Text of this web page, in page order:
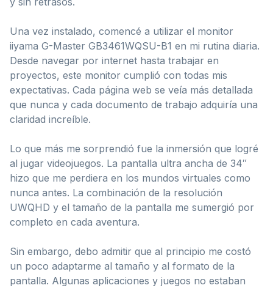
Una vez instalado, comencé a utilizar el monitor
iiyama G-Master GB3461WQSU-B1 en mi rutina diaria.
Desde navegar por internet hasta trabajar en
proyectos, este monitor cumplió con todas mis
expectativas. Cada página web se veía más detallada
que nunca y cada documento de trabajo adquiría una
claridad increíble.
Lo que más me sorprendió fue la inmersión que logré
al jugar videojuegos. La pantalla ultra ancha de 34″
hizo que me perdiera en los mundos virtuales como
nunca antes. La combinación de la resolución
UWQHD y el tamaño de la pantalla me sumergió por
completo en cada aventura.
Sin embargo, debo admitir que al principio me costó
un poco adaptarme al tamaño y al formato de la
pantalla. Algunas aplicaciones y juegos no estaban